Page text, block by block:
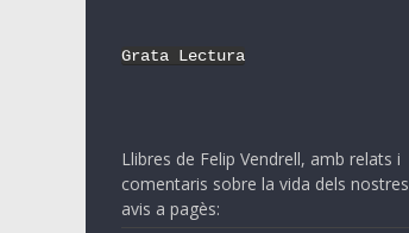
Grata Lectura
Llibres de Felip Vendrell, amb relats i
comentaris sobre la vida dels nostres
avis a pagès: